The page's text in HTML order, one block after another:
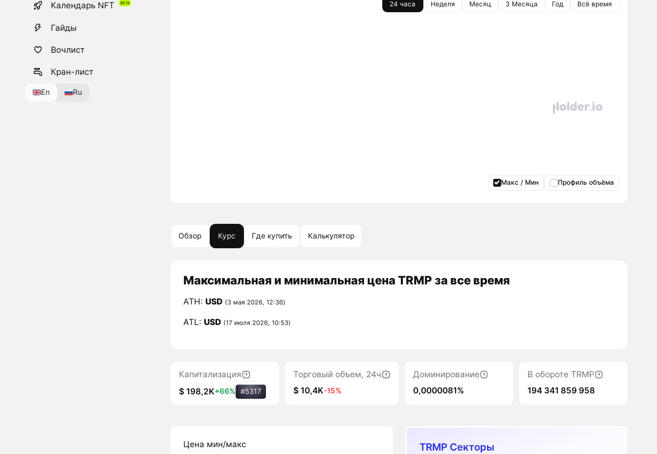
Календарь NFT
Гайды
Вочлист
Кран-лист
En Ru
24 часа Неделя Месяц 3 Месяца Год Всё время
Макс / Мин Профиль объёма
Обзор Курс Где купить Калькулятор
Максимальная и минимальная цена TRMP за все время
ATH: USD (3 мая 2026, 12:36)
ATL: USD (17 июля 2026, 10:53)
Капитализация
$ 198,2K+66% #5317
Торговый объем, 24ч
$ 10,4K-15%
Доминирование
0,0000081%
В обороте TRMP
194 341 859 958
Цена мин/макс TRMP Секторы